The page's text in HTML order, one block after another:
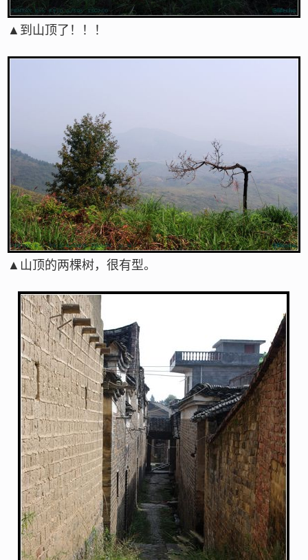
▲到山顶了！！！
▲山顶的两棵树，很有型。